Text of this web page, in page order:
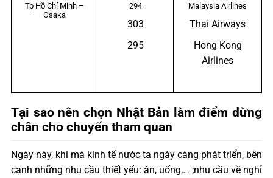
Tp Hồ Chí Minh –
Osaka
294
303
295
Malaysia Airlines
Thai Airways
Hong Kong
Airlines
Tại sao nên chọn Nhật Bản làm điểm dừng
chân cho chuyến tham quan
Ngày này, khi mà kinh tế nước ta ngày càng phát triển, bên
cạnh những nhu cầu thiết yếu: ăn, uống,… ;nhu cầu về nghỉ